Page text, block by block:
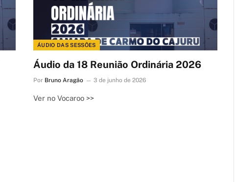
ÁUDIO DAS SESSÕES
Áudio da 18 Reunião Ordinária 2026
Por Bruno Aragão 3 de junho de 2026
Ver no Vocaroo >>